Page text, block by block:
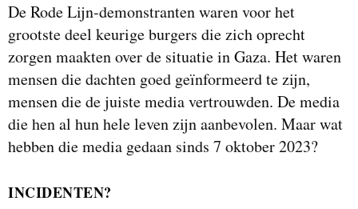
De Rode Lijn-demonstranten waren voor het
grootste deel keurige burgers die zich oprecht
zorgen maakten over de situatie in Gaza. Het waren
mensen die dachten goed geïnformeerd te zijn,
mensen die de juiste media vertrouwden. De media
die hen al hun hele leven zijn aanbevolen. Maar wat
hebben die media gedaan sinds 7 oktober 2023?
INCIDENTEN?